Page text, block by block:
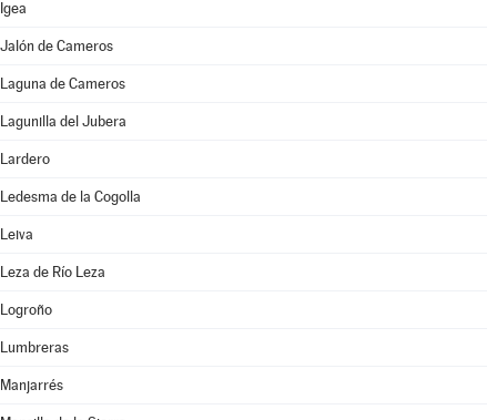
Igea
Jalón de Cameros
Laguna de Cameros
Lagunilla del Jubera
Lardero
Ledesma de la Cogolla
Leiva
Leza de Río Leza
Logroño
Lumbreras
Manjarrés